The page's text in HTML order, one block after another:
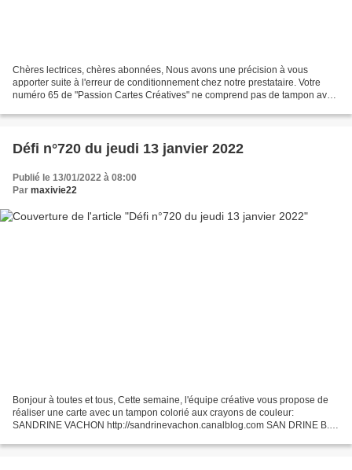
Chères lectrices, chères abonnées, Nous avons une précision à vous
apporter suite à l'erreur de conditionnement chez notre prestataire. Votre
numéro 65 de "Passion Cartes Créatives" ne comprend pas de tampon avec
Défi n°720 du jeudi 13 janvier 2022
Publié le 13/01/2022 à 08:00
Par maxivie22
Bonjour à toutes et tous, Cette semaine, l'équipe créative vous propose de
réaliser une carte avec un tampon colorié aux crayons de couleur:
SANDRINE VACHON http://sandrinevachon.canalblog.com SAN DRINE B.